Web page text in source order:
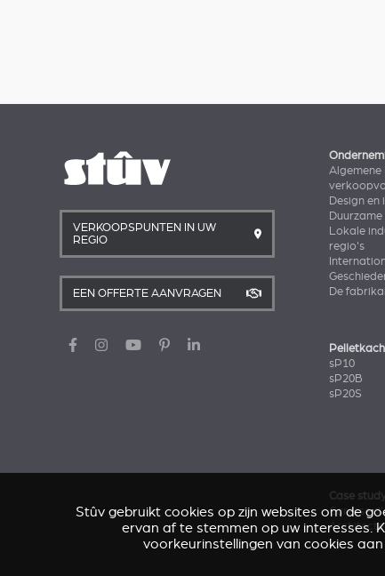
VERKOOPSPUNTEN IN UW
REGIO
EEN OFFERTE AANVRAGEN
Algemene
Design en
Lokale
regio's
De
sP10
sP20B
sP20S
Case
Caresse
Stûv gebruikt cookies op zijn websites om de
ervan af te stemmen op uw interesses.
voorkeurinstellingen van cookies